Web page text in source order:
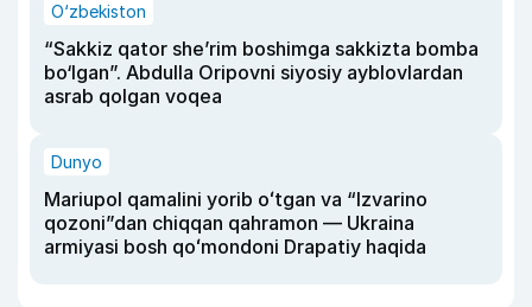
O‘zbekiston
“Sakkiz qator she’rim boshimga sakkizta bomba
bo‘lgan”. Abdulla Oripovni siyosiy ayblovlardan
asrab qolgan voqea
Dunyo
Mariupol qamalini yorib oʻtgan va “Izvarino
qozoni”dan chiqqan qahramon — Ukraina
armiyasi bosh qoʻmondoni Drapatiy haqida